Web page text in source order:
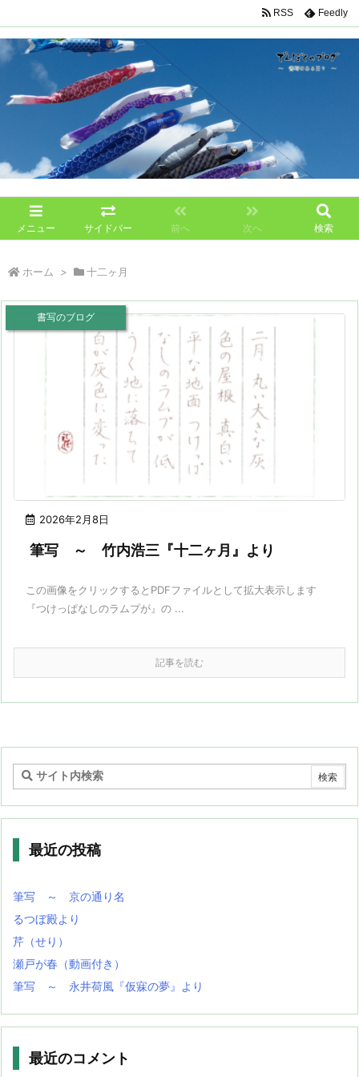
メニュー サイドバー 前へ 次へ 検索
RSS Feedly
ホーム > 十二ヶ月
2026年2月8日
書写のブログ
筆写 ～ 竹内浩三『十二ヶ月』より
この画像をクリックするとPDFファイルとして拡大表示します
『つけっぱなしのラムプが』の ...
記事を読む
最近の投稿
筆写 ～ 京の通り名
るつぼ殿より
芹（せり）
瀬戸が春（動画付き）
筆写 ～ 永井荷風『仮寐の夢』より
最近のコメント